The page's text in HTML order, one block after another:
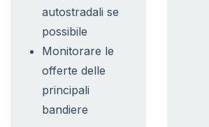
autostradali se
possibile
Monitorare le
offerte delle
principali
bandiere